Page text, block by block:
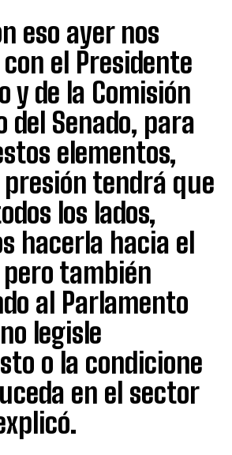
eso ayer nos
el Presidente
y de la Comisión
del Senado, para
elementos,
tendrá que
los lados,
hacerla hacia el
pero también
al Parlamento
legisle
o la condicione
en el sector